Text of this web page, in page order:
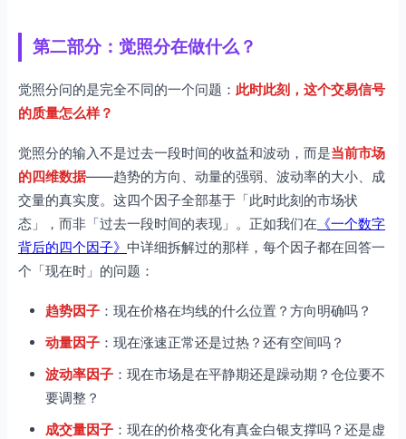
第二部分：觉照分在做什么？
觉照分问的是完全不同的一个问题： 此时此刻，这个交易信号
的质量怎么样？
觉照分的输入不是过去一段时间的收益和波动，而是当前市场
的四维数据——趋势的方向、动量的强弱、波动率的大小、成
交量的真实度。这四个因子全部基于「此时此刻的市场状
态」，而非「过去一段时间的表现」。正如我们在 《一个数字
背后的四个因子》 中详细拆解过的那样，每个因子都在回答一
个「现在时」的问题：
趋势因子 ：现在价格在均线的什么位置？方向明确吗？
动量因子 ：现在涨速正常还是过热？还有空间吗？
波动率因子 ：现在市场是在平静期还是躁动期？仓位要不
要调整？
成交量因子 ：现在的价格变化有真金白银支撑吗？还是虚